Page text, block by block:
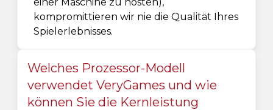
kompromittieren wir nie die Qualität Ihres
Spielerlebnisses.
Welches Prozessor-Modell
verwendet VeryGames und wie
können Sie die Kernleistung